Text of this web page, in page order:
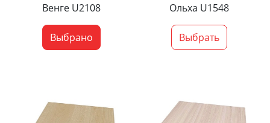
Венге U2108
Выбрано
Ольха U1548
Выбрать